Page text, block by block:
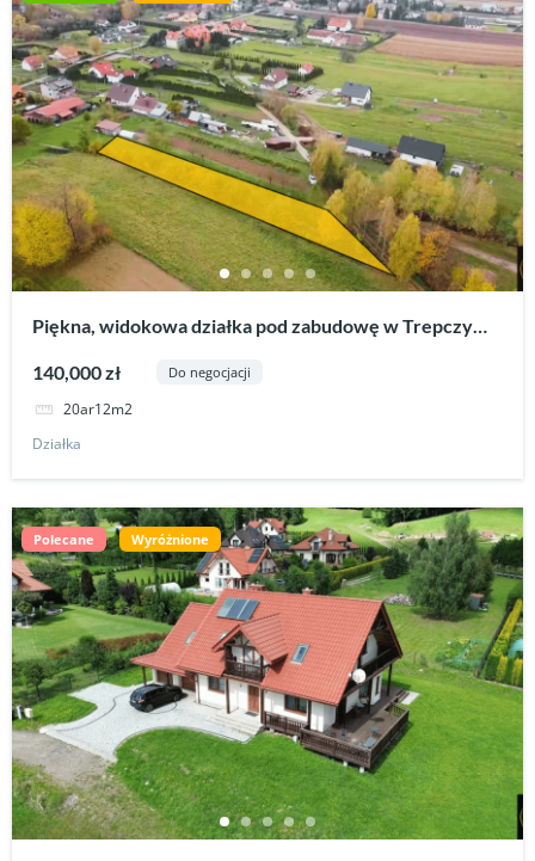
Piękna, widokowa działka pod zabudowę w Trepczy
140,000 zł Do negocjacji
20ar12m2
Działka
Polecane Wyróżnione